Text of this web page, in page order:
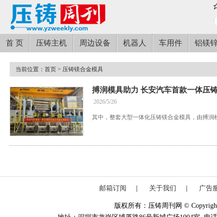
首 页 压铸主机 周边设备 机器人 车用件 铝镁
当前位置： 首页 > 压铸镁合金模具
搏润模具助力 长安汽车首款一体压
2026/5/26
其中，整套大型一体化压铸镁合金模具，由搏润
邮箱订阅 关于我们 广告
版权所有：压铸周刊网 ©